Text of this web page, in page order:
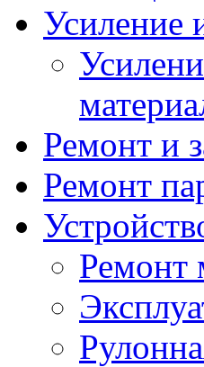
Усиление
Ремонт и
Ремонт
Ремонт